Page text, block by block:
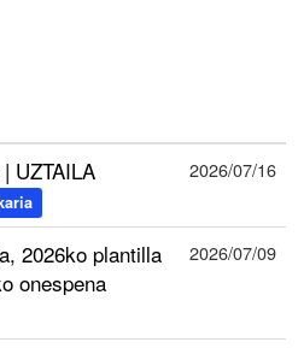
UZTAILA 2026/07/16
2026ko plantilla
onespena
2026/07/09